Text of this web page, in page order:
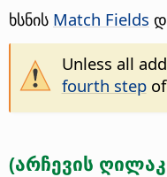
ხსნის Match Fields
Unless all
fourth stepof
(არჩევის